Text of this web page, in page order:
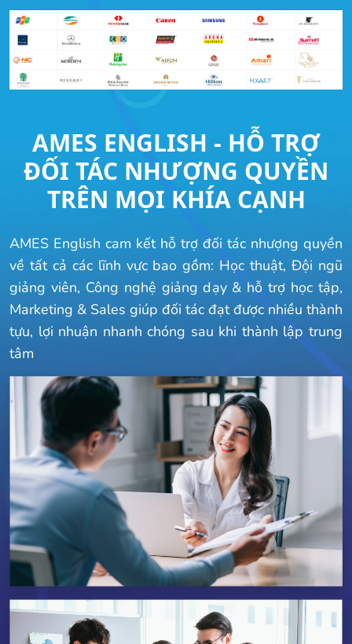
AMES ENGLISH - HỖ TRỢ
ĐỐI TÁC NHƯỢNG QUYỀN
TRÊN MỌI KHÍA CẠNH
AMES English cam kết hỗ trợ đối tác nhượng quyền
về tất cả các lĩnh vực bao gồm: Học thuật, Đội ngũ
giảng viên, Công nghệ giảng dạy & hỗ trợ học tập,
Marketing & Sales giúp đối tác đạt được nhiều thành
tựu, lợi nhuận nhanh chóng sau khi thành lập trung
tâm